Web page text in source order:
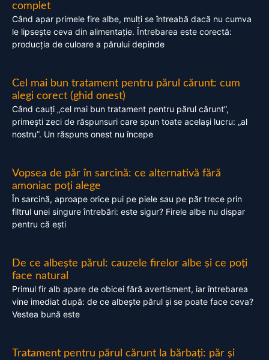
complet
Când apar primele fire albe, mulți se întreabă dacă nu cumva
le lipsește ceva din alimentație. Întrebarea este corectă:
producția de culoare a părului depinde
Cel mai bun tratament pentru părul cărunt: cum
alegi corect (ghid onest)
Când cauți „cel mai bun tratament pentru părul cărunt”,
primești zeci de răspunsuri care spun toate același lucru: „al
nostru”. Un răspuns onest nu începe
Vopsea de păr în sarcină: ce alternativă fără
amoniac poți alege
În sarcină, aproape orice pui pe piele sau pe păr trece prin
filtrul unei singure întrebări: este sigur? Firele albe nu dispar
pentru că ești
De ce albește părul: cauzele firelor albe și ce poți
face natural
Primul fir alb apare de obicei fără avertisment, iar întrebarea
vine imediat după: de ce albește părul și se poate face ceva?
Vestea bună este
Tratament pentru părul cărunt la bărbați: păr și